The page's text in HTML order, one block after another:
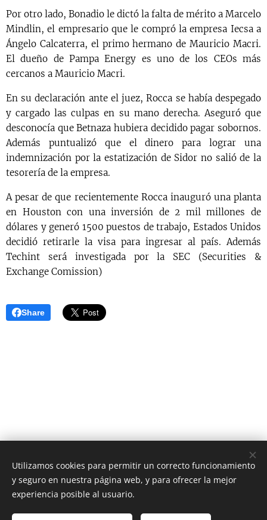
Por otro lado, Bonadio le dictó la falta de mérito a Marcelo
Mindlin, el empresario que le compró la empresa Iecsa a
Ángelo Calcaterra, el primo hermano de Mauricio Macri.
El dueño de Pampa Energy es uno de los CEOs más
cercanos a Mauricio Macri.
En su declaración ante el juez, Rocca se había despegado
y cargado las culpas en su mano derecha. Aseguró que
desconocía que Betnaza hubiera decidido pagar sobornos.
Además puntualizó que el dinero para lograr una
indemnización por la estatización de Sidor no salió de la
tesorería de la empresa.
A pesar de que recientemente Rocca inauguró una planta
en Houston con una inversión de 2 mil millones de
dólares y generó 1500 puestos de trabajo, Estados Unidos
decidió retirarle la visa para ingresar al país. Además
Techint será investigada por la SEC (Securities &
Exchange Comission)
Share
AS Digital News
El periódico digital que estabas esperando
Utilizamos cookies para permitir un correcto funcionamiento
y seguro en nuestra página web, y para ofrecer la mejor
experiencia posible al usuario.